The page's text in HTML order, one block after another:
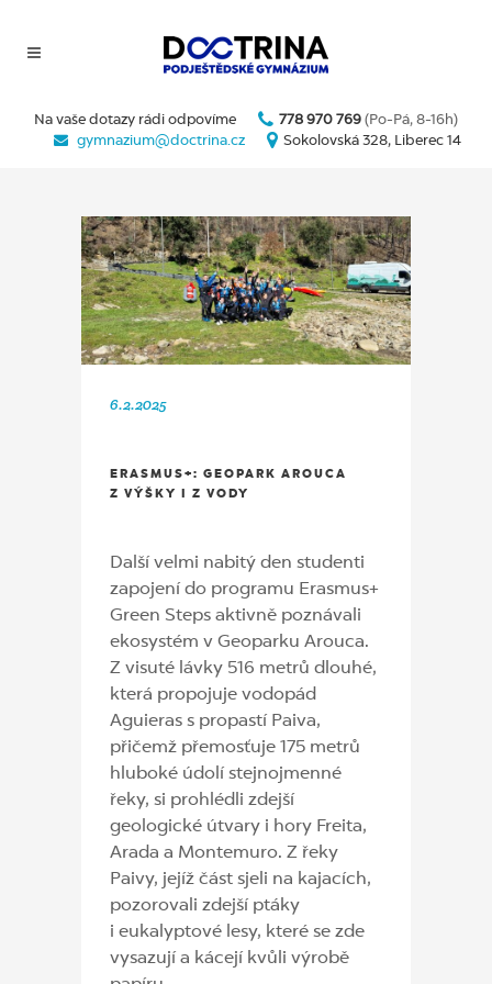
Na vaše dotazy rádi odpovíme 778 970 769 (Po-Pá, 8-16h)
gymnazium@doctrina.cz
Sokolovská 328, Liberec 14
6.2.2025
ERASMUS+: GEOPARK AROUCA
Z VÝŠKY I Z VODY
Další velmi nabitý den studenti
zapojení do programu Erasmus+
Green Steps aktivně poznávali
ekosystém v Geoparku Arouca.
Z visuté lávky 516 metrů dlouhé,
která propojuje vodopád
Aguieras s propastí Paiva,
přičemž přemosťuje 175 metrů
hluboké údolí stejnojmenné
řeky, si prohlédli zdejší
geologické útvary i hory Freita,
Arada a Montemuro. Z řeky
Paivy, jejíž část sjeli na kajacích,
pozorovali zdejší ptáky
i eukalyptové lesy, které se zde
vysazují a kácejí kvůli výrobě